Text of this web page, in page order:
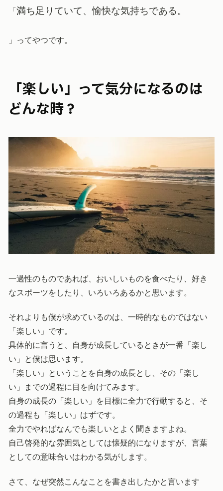
「満ち足りていて、愉快な気持ちである。
」ってやつです。
「楽しい」って気分になるのは
どんな時？
一過性のものであれば、おいしいものを食べたり、好き
なスポーツをしたり、いろいろあるかと思います。
それよりも僕が求めているのは、一時的なものではない
「楽しい」です。
具体的に言うと、自身が成長しているときが一番「楽し
い」と僕は思います。
「楽しい」ということを自身の成長とし、その「楽し
い」までの過程に目を向けてみます。
自身の成長の「楽しい」を目標に全力で行動すると、そ
の過程も「楽しい」はずです。
全力でやればなんでも楽しいとよく聞きますよね。
自己啓発的な雰囲気としては懐疑的になりますが、言葉
としての意味合いはわかる気がします。
さて、なぜ突然こんなことを書き出したかと言います